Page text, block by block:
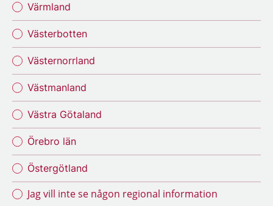
Värmland
Västerbotten
Västernorrland
Västmanland
Västra Götaland
Örebro län
Östergötland
Jag vill inte se någon regional information